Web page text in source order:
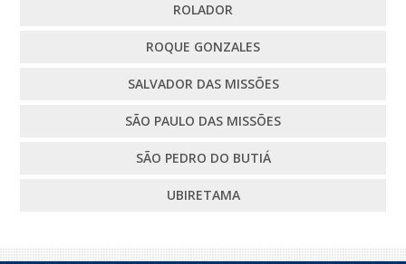
ROLADOR
ROQUE GONZALES
SALVADOR DAS MISSÕES
SÃO PAULO DAS MISSÕES
SÃO PEDRO DO BUTIÁ
UBIRETAMA